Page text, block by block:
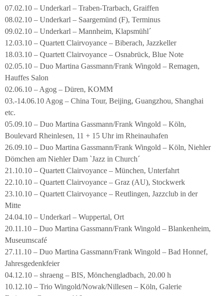
07.02.10 – Underkarl – Traben-Trarbach, Graiffen
08.02.10 – Underkarl – Saargemünd (F), Terminus
09.02.10 – Underkarl – Mannheim, Klapsmühl´
12.03.10 – Quartett Clairvoyance – Biberach, Jazzkeller
18.03.10 – Quartett Clairvoyance – Osnabrück, Blue Note
02.05.10 – Duo Martina Gassmann/Frank Wingold – Remagen,
Hauffes Salon
02.06.10 – Agog – Düren, KOMM
03.-14.06.10 Agog – China Tour, Beijing, Guangzhou, Shanghai
etc.
05.09.10 – Duo Martina Gassmann/Frank Wingold – Köln,
Boulevard Rheinlesen, 11 + 15 Uhr im Rheinauhafen
26.09.10 – Duo Martina Gassmann/Frank Wingold – Köln, Niehler
Dömchen am Niehler Dam `Jazz in Church´
21.10.10 – Quartett Clairvoyance – München, Unterfahrt
22.10.10 – Quartett Clairvoyance – Graz (AU), Stockwerk
23.10.10 – Quartett Clairvoyance – Reutlingen, Jazzclub in der
Mitte
24.04.10 – Underkarl – Wuppertal, Ort
20.11.10 – Duo Martina Gassmann/Frank Wingold – Blankenheim,
Museumscafé
27.11.10 – Duo Martina Gassmann/Frank Wingold – Bad Honnef,
Jahresgedenkfeier
04.12.10 – shraeng – BIS, Mönchengladbach, 20.00 h
10.12.10 – Trio Wingold/Nowak/Nillesen – Köln, Galerie